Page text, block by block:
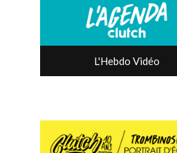
L'Hebdo Vidéo